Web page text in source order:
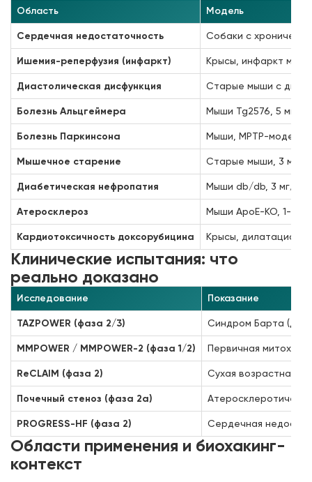
Область Модель
Сердечная недостаточность Собаки с
Ишемия-реперфузия (инфаркт) Крысы, инфаркт
Диастолическая дисфункция Старые мыши с
Болезнь Альцгеймера Мыши Tg2576, 5 мг/
Болезнь Паркинсона Мыши, MPTP-модель
Мышечное старение Старые мыши, 3 мг/
Диабетическая нефропатия Мыши db/db, 3 мг/кг
Атеросклероз Мыши ApoE-KO, 1-3
Кардиотоксичность доксорубицина Крысы,
Клинические испытания: что
реально доказано
Исследование Показание
TAZPOWER (фаза 2/3) Синдром Барта
MMPOWER / MMPOWER-2 (фаза 1/2) Первичная
ReCLAIM (фаза 2) Сухая возрастная
Почечный стеноз (фаза 2a)
PROGRESS-HF (фаза 2) Сердечная
Области применения и биохакинг-
контекст